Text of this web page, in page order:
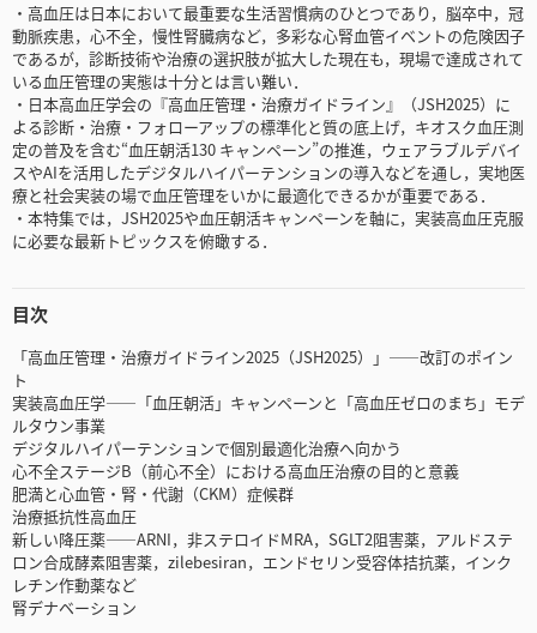
・高血圧は日本において最重要な生活習慣病のひとつであり，脳卒中，冠
動脈疾患，心不全，慢性腎臓病など，多彩な心腎血管イベントの危険因子
であるが，診断技術や治療の選択肢が拡大した現在も，現場で達成されて
いる血圧管理の実態は十分とは言い難い．
・日本高血圧学会の『高血圧管理・治療ガイドライン』（JSH2025）に
よる診断・治療・フォローアップの標準化と質の底上げ，キオスク血圧測
定の普及を含む“血圧朝活130 キャンペーン”の推進，ウェアラブルデバイ
スやAIを活用したデジタルハイパーテンションの導入などを通し，実地医
療と社会実装の場で血圧管理をいかに最適化できるかが重要である．
・本特集では，JSH2025や血圧朝活キャンペーンを軸に，実装高血圧克服
に必要な最新トピックスを俯瞰する．
目次
「高血圧管理・治療ガイドライン2025（JSH2025）」――改訂のポイン
ト
実装高血圧学――「血圧朝活」キャンペーンと「高血圧ゼロのまち」モデ
ルタウン事業
デジタルハイパーテンションで個別最適化治療へ向かう
心不全ステージB（前心不全）における高血圧治療の目的と意義
肥満と心血管・腎・代謝（CKM）症候群
治療抵抗性高血圧
新しい降圧薬――ARNI，非ステロイドMRA，SGLT2阻害薬，アルドステ
ロン合成酵素阻害薬，zilebesiran，エンドセリン受容体拮抗薬，インク
レチン作動薬など
腎デナベーション